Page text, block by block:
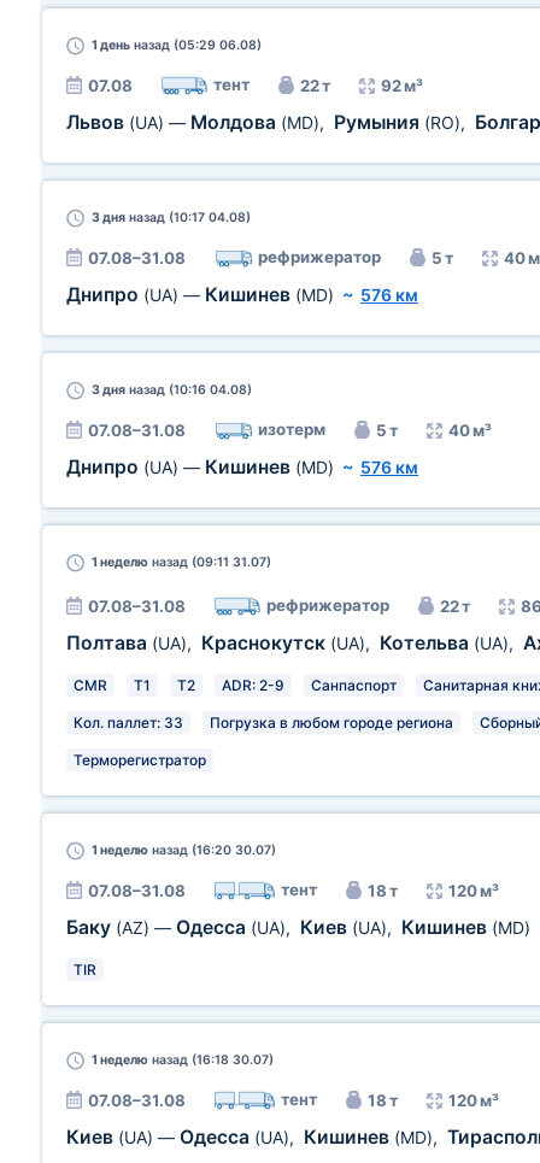
1 день назад (05:29 06.08)
07.08 тент 22 т 92 м³
Львов (UA) — Молдова (MD), Румыния (RO),
3 дня назад (10:17 04.08)
07.08–31.08 рефрижератор 5 т 40
Днипро (UA) — Кишинев (MD) ~ 576 км
3 дня назад (10:16 04.08)
07.08–31.08 изотерм 5 т 40 м³
Днипро (UA) — Кишинев (MD) ~ 576 км
1 неделю назад (09:11 31.07)
07.08–31.08 рефрижератор 22 т
Полтава (UA), Краснокутск (UA), Котельва (UA),
CMR T1 T2 ADR: 2-9 Санпаспорт Санитарная
Кол. паллет: 33 Погрузка в любом городе региона
Терморегистратор
1 неделю назад (16:20 30.07)
07.08–31.08 тент 18 т 120 м³
Баку (AZ) — Одесса (UA), Киев (UA), Кишинев (MD)
TIR
1 неделю назад (16:18 30.07)
07.08–31.08 тент 18 т 120 м³
Киев (UA) — Одесса (UA), Кишинев (MD),